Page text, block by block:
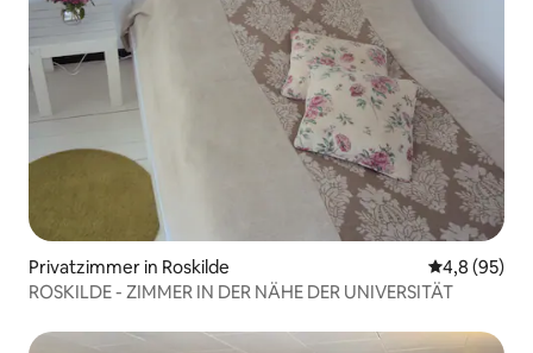
Privatzimmer in Roskilde
4,8 (95)
ROSKILDE - ZIMMER IN DER NÄHE DER UNIVERSITÄT